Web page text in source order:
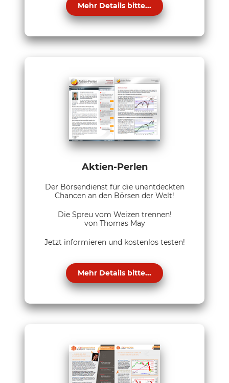
Mehr Details bitte...
Aktien-Perlen
Der Börsendienst für die unentdeckten
Chancen an den Börsen der Welt!
Die Spreu vom Weizen trennen!
von Thomas May
Jetzt informieren und kostenlos testen!
Mehr Details bitte...